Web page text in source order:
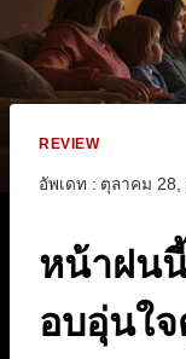
REVIEW
อัพเดท : ตุลาคม 28,
หน้าฝน
อบอุ่นใ